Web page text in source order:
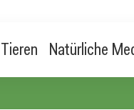
Natürliche